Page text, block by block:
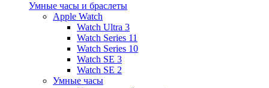
Умные часы и браслеты
Apple Watch
Watch Ultra 3
Watch Series 11
Watch Series 10
Watch SE 3
Watch SE 2
Умные часы